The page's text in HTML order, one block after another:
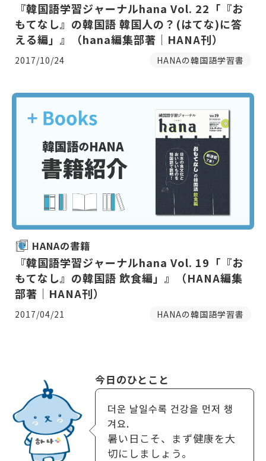
『韓国語学習ジャーナルhana Vol. 22「『お
もてなし』の韓国語 韓国人の？(はてな)に答
える編」』（hana編集部著｜HANA刊）
2017/10/24 HANAの韓国語学習書
HANAの書籍
『韓国語学習ジャーナルhana Vol. 19「『お
もてなし』の韓国語 飲食編」』（HANA編集
部著｜HANA刊）
2017/04/21 HANAの韓国語学習書
今日のひとこと
더운 날일수록 건강을 먼저 챙
겨요.
暑い日こそ、まず健康を大
切にしましょう。